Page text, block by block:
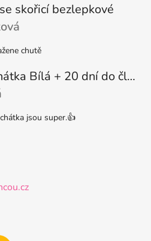
y
v
ý
p
s
skořicí bezlepkové
5 hvězdiček.
chutě
Fit bezdrátová sluchátka Bílá + 20 dní do členství + seznam písniček i audioknih
5 hvězdiček.
jsou super.👍